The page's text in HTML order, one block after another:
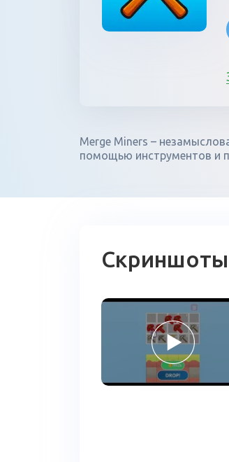
Merge Miners –
помощью инструментов и